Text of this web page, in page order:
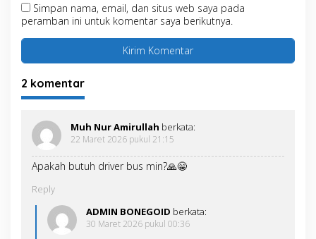
Simpan nama, email, dan situs web saya pada
peramban ini untuk komentar saya berikutnya.
2 komentar
Muh Nur Amirullah berkata:
22 Maret 2026 pukul 21:15
Apakah butuh driver bus min?🙏😁
Reply
ADMIN BONEGOID berkata:
30 Maret 2026 pukul 00:36